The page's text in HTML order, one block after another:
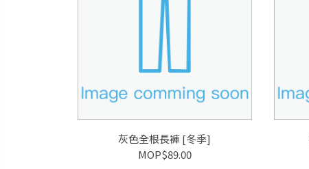
灰色全根長褲 [冬季]
MOP$89.00